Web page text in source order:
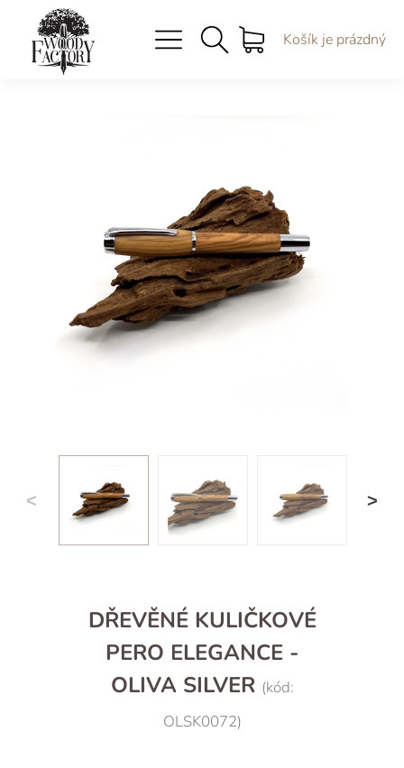
Košík je prázdný
DŘEVĚNÉ KULIČKOVÉ
PERO ELEGANCE -
OLIVA SILVER (kód:
OLSK0072)